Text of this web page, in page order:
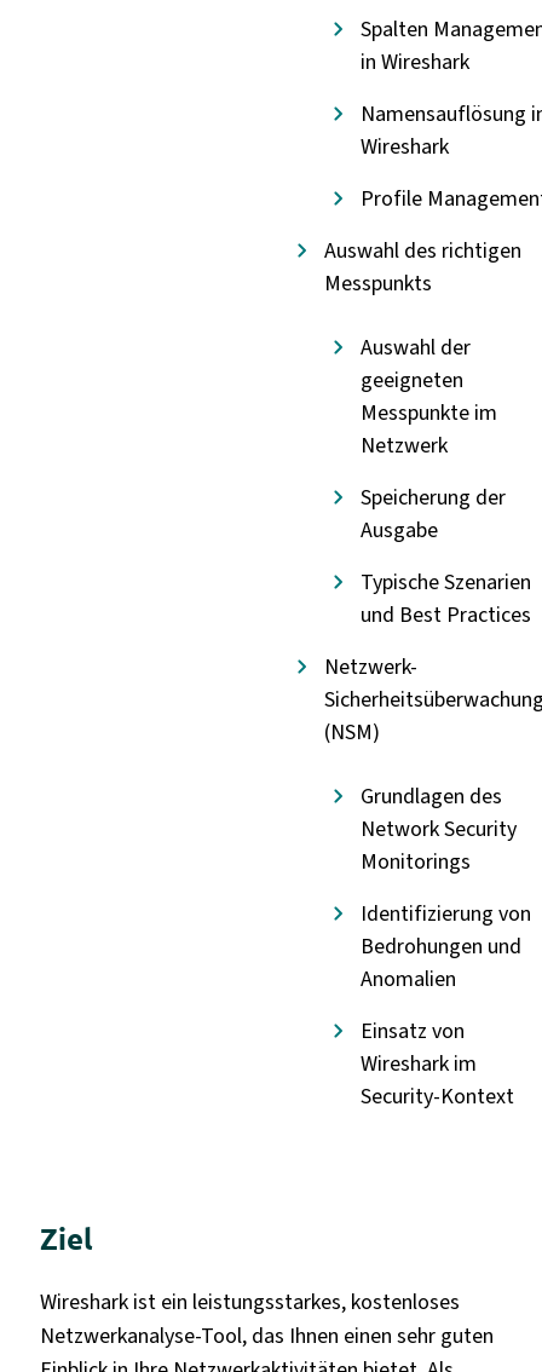
Spalten
in Wireshark
Namensauflösung
Wireshark
Profile
Auswahl des richtigen
Messpunkts
Auswahl der
geeigneten
Messpunkte im
Netzwerk
Speicherung der
Ausgabe
Typische Szenarien
und Best Practices
Netzwerk-
(NSM)
Grundlagen des
Network Security
Monitorings
Identifizierung von
Bedrohungen und
Anomalien
Einsatz von
Wireshark im
Security-Kontext
Ziel
Wireshark ist ein leistungsstarkes, kostenloses
Netzwerkanalyse-Tool, das Ihnen einen sehr guten